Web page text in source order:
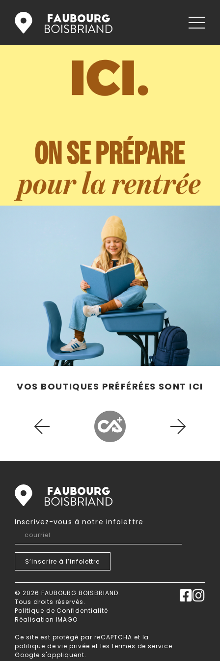
RESTAURANTS
NOUVELLES
GALERIE
EMPLOIS
NOUS JOINDRE
Suivez-nous
VOS BOUTIQUES PRÉFÉRÉES SONT ICI
Inscrivez-vous à notre infolettre
courriel
S’inscrire à l’infolettre
© 2026 FAUBOURG BOISBRIAND.
Tous droits réservés.
Politique de Confidentialité
Réalisation IMAGO
Ce site est protégé par reCAPTCHA et la
politique de vie privée et les termes de service
Google s'appliquent.